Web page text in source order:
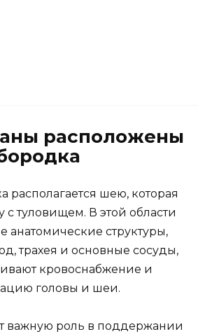
расположены
располагается шею, которая
с туловищем. В этой области
анатомические структуры,
трахея и основные сосуды,
кровоснабжение и
головы и шеи.
важную роль в поддержании